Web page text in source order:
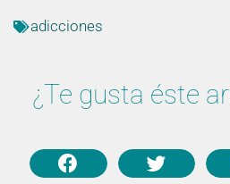
adicciones
¿Te gusta éste